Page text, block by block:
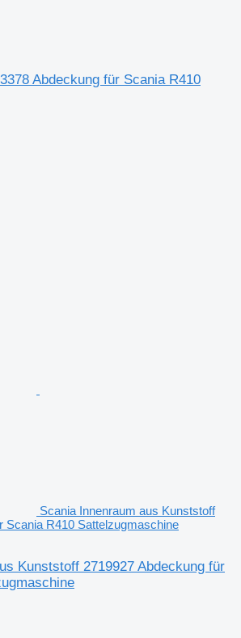
Abdeckung für Scania R410
Scania Innenraum aus Kunststoff
Scania R410 Sattelzugmaschine
Kunststoff 2719927 Abdeckung für